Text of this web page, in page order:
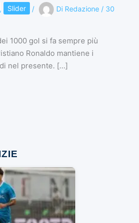
, Slider / Di Redazione / 30
1000 gol si fa sempre più
Ronaldo mantiene i
nel presente. […]